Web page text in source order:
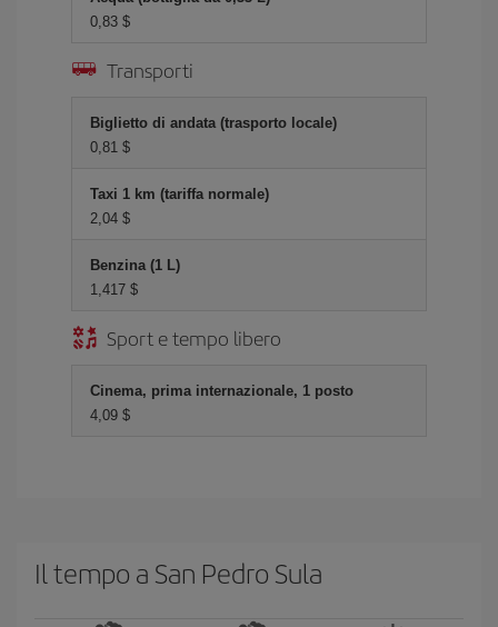
0,83 $
Transporti
Biglietto di andata (trasporto locale)
0,81 $
Taxi 1 km (tariffa normale)
2,04 $
Benzina (1 L)
1,417 $
Sport e tempo libero
Cinema, prima internazionale, 1 posto
4,09 $
Il tempo a San Pedro Sula